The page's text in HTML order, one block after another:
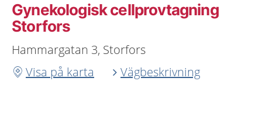
Gynekologisk cellprovtagning
Storfors
Hammargatan 3, Storfors
Visa på karta
Vägbeskrivning